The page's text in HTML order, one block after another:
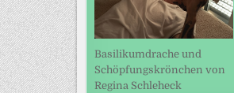
Basilikumdrache und
Schöpfungskrönchen von
Regina Schleheck